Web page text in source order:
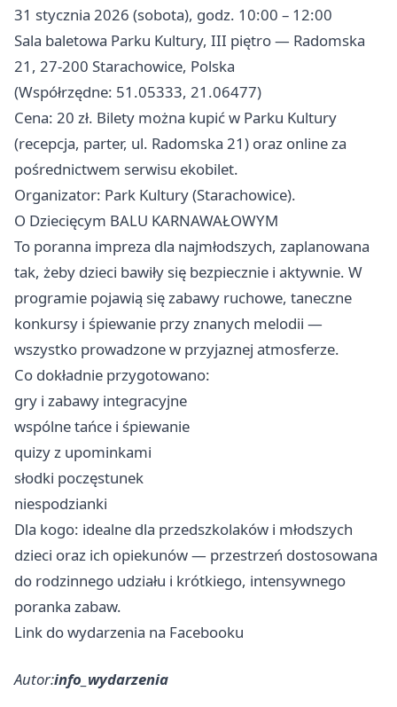
31 stycznia 2026 (sobota), godz. 10:00 – 12:00
Sala baletowa Parku Kultury, III piętro — Radomska
21, 27-200 Starachowice, Polska
(Współrzędne: 51.05333, 21.06477)
Cena: 20 zł. Bilety można kupić w Parku Kultury
(recepcja, parter, ul. Radomska 21) oraz online za
pośrednictwem serwisu ekobilet.
Organizator: Park Kultury (Starachowice).
O Dziecięcym BALU KARNAWAŁOWYM
To poranna impreza dla najmłodszych, zaplanowana
tak, żeby dzieci bawiły się bezpiecznie i aktywnie. W
programie pojawią się zabawy ruchowe, taneczne
konkursy i śpiewanie przy znanych melodii —
wszystko prowadzone w przyjaznej atmosferze.
Co dokładnie przygotowano:
gry i zabawy integracyjne
wspólne tańce i śpiewanie
quizy z upominkami
słodki poczęstunek
niespodzianki
Dla kogo: idealne dla przedszkolaków i młodszych
dzieci oraz ich opiekunów — przestrzeń dostosowana
do rodzinnego udziału i krótkiego, intensywnego
poranka zabaw.
Link do wydarzenia na Facebooku
Autor:info_wydarzenia